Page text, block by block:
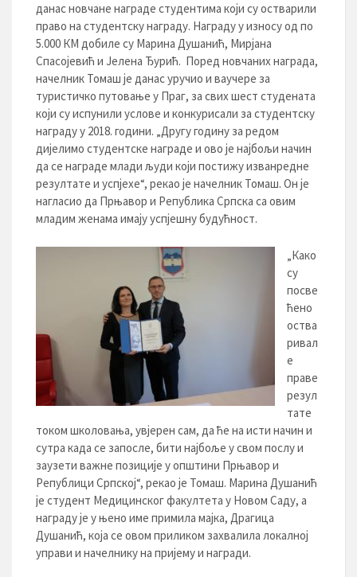
данас новчане награде студентима који су остварили
право на студентску награду. Награду у износу од по
5.000 КМ добилe су Марина Душанић, Мирјана
Спасојевић и Јелена Ђурић. Поред новчаних награда,
начелник Томаш је данас уручио и ваучере за
туристичко путовање у Праг, за свих шест студената
који су испунили услове и конкурисали за студентску
награду у 2018. години. „Другу годину за редом
дијелимо студентске награде и ово је најбољи начин
да се награде млади људи који постижу изванредне
резултате и успјехе“, рекао је начелник Томаш. Он је
нагласио да Прњавор и Република Српска са овим
младим женама имају успјешну будућност.
„Како
су
посве
ћено
оства
ривал
е
праве
резул
тате
током школовања, увјерен сам, да ће на исти начин и
сутра када се запосле, бити најбоље у свом послу и
заузети важне позиције у општини Прњавор и
Републици Српској“, рекао је Томаш. Марина Душанић
је студент Медицинског факултета у Новом Саду, а
награду је у њено име примила мајка, Драгица
Душанић, која се овом приликом захвалила локалној
управи и начелнику на пријему и награди.